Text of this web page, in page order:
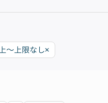
〜上限なし